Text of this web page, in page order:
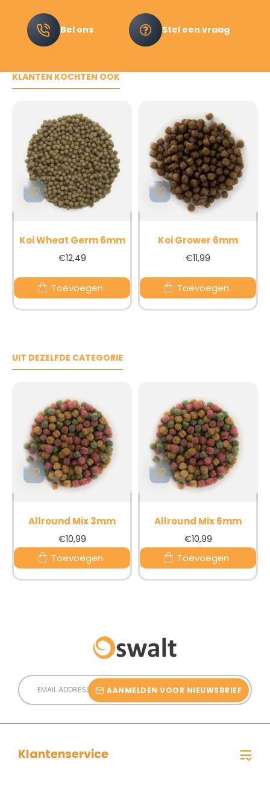
Bel ons Stel een vraag
KLANTEN KOCHTEN OOK
Koi Wheat Germ 6mm
€12,49
Toevoegen
Koi Grower 6mm
€11,99
Toevoegen
UIT DEZELFDE CATEGORIE
Allround Mix 3mm
€10,99
Toevoegen
Allround Mix 6mm
€10,99
Toevoegen
Email
Address
AANMELDEN VOOR NIEUWSBRIEF
Klantenservice